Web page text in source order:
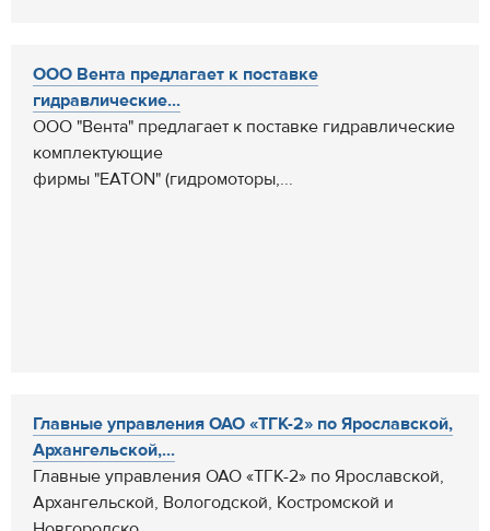
ООО Вента предлагает к поставке
гидравлические...
ООО "Вента" предлагает к поставке гидравлические
комплектующие
фирмы "EATON" (гидромоторы,...
Главные управления ОАО «ТГК-2» по Ярославской,
Архангельской,...
Главные управления ОАО «ТГК-2» по Ярославской,
Архангельской, Вологодской, Костромской и